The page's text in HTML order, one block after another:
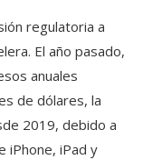
regulatoria a
El año pasado,
anuales
de dólares, la
2019, debido a
iPhone, iPad y